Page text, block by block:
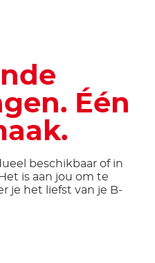
Één
beschikbaar of in
is aan jou om te
je het liefst van je B-